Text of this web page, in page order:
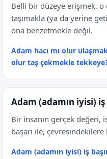
Belli bir düzeye erişmek,
taşımakla (ya da yerine
ona benzetmekle değil.
Adam hacı mı olur
olur taş çekmekle
Adam (adamın iyisi)
Bir insanın gerçek değeri,
başarı ile, çevresindekilere
Adam (adamın iyisi) iş